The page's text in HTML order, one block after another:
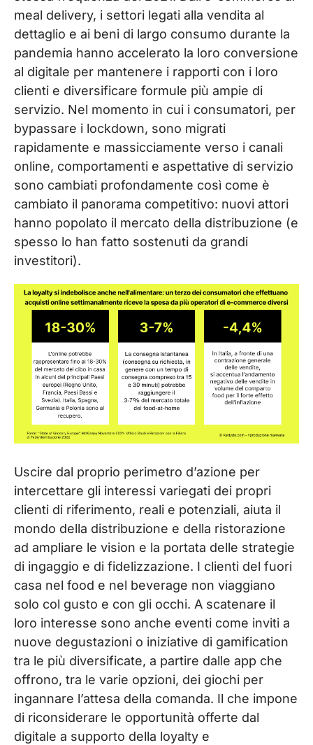
meal delivery, i settori legati alla vendita al
dettaglio e ai beni di largo consumo durante la
pandemia hanno accelerato la loro conversione
al digitale per mantenere i rapporti con i loro
clienti e diversificare formule più ampie di
servizio. Nel momento in cui i consumatori, per
bypassare i lockdown, sono migrati
rapidamente e massicciamente verso i canali
online, comportamenti e aspettative di servizio
sono cambiati profondamente così come è
cambiato il panorama competitivo: nuovi attori
hanno popolato il mercato della distribuzione (e
spesso lo han fatto sostenuti da grandi
investitori).
Uscire dal proprio perimetro d’azione per
intercettare gli interessi variegati dei propri
clienti di riferimento, reali e potenziali, aiuta il
mondo della distribuzione e della ristorazione
ad ampliare le vision e la portata delle strategie
di ingaggio e di fidelizzazione. I clienti del fuori
casa nel food e nel beverage non viaggiano
solo col gusto e con gli occhi. A scatenare il
loro interesse sono anche eventi come inviti a
nuove degustazioni o iniziative di gamification
tra le più diversificate, a partire dalle app che
offrono, tra le varie opzioni, dei giochi per
ingannare l’attesa della comanda. Il che impone
di riconsiderare le opportunità offerte dal
digitale a supporto della loyalty e